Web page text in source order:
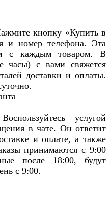
кнопку «Купить в
и номер телефона. Эта
с каждым товаром. В
часы) с вами свяжется
доставки и оплаты.
услугой
в чате. Он ответит
и оплате, а также
принимаются с 9:00
после 18:00, будут
с 9:00.